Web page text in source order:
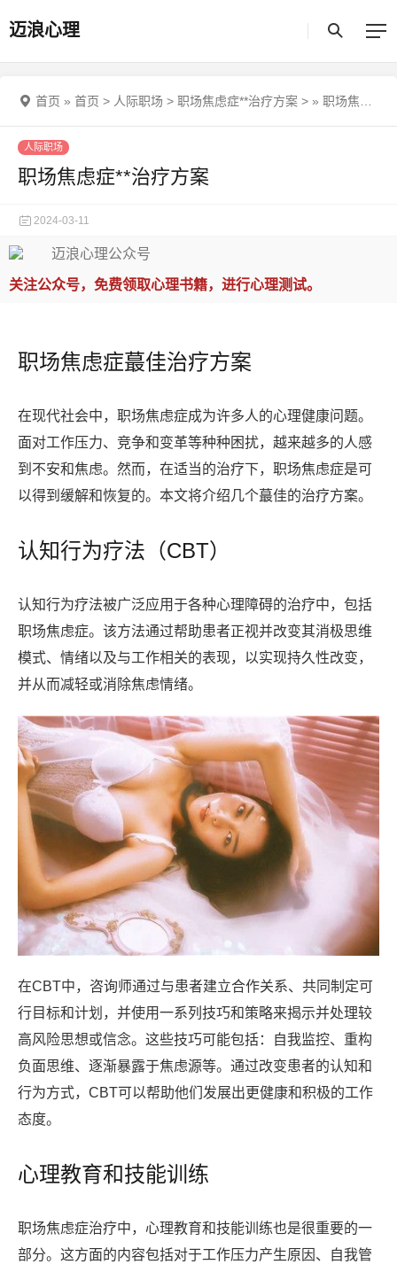
迈浪心理
首页 » 首页 > 人际职场 > 职场焦虑症**治疗方案 > » 职场焦虑症**治疗方案
人际职场
职场焦虑症**治疗方案
2024-03-11
关注公众号，免费领取心理书籍，进行心理测试。
职场焦虑症蕞佳治疗方案
在现代社会中，职场焦虑症成为许多人的心理健康问题。
面对工作压力、竞争和变革等种种困扰，越来越多的人感
到不安和焦虑。然而，在适当的治疗下，职场焦虑症是可
以得到缓解和恢复的。本文将介绍几个蕞佳的治疗方案。
认知行为疗法（CBT）
认知行为疗法被广泛应用于各种心理障碍的治疗中，包括
职场焦虑症。该方法通过帮助患者正视并改变其消极思维
模式、情绪以及与工作相关的表现，以实现持久性改变，
并从而减轻或消除焦虑情绪。
在CBT中，咨询师通过与患者建立合作关系、共同制定可
行目标和计划，并使用一系列技巧和策略来揭示并处理较
高风险思想或信念。这些技巧可能包括：自我监控、重构
负面思维、逐渐暴露于焦虑源等。通过改变患者的认知和
行为方式，CBT可以帮助他们发展出更健康和积极的工作
态度。
心理教育和技能训练
职场焦虑症治疗中，心理教育和技能训练也是很重要的一
部分。这方面的内容包括对于工作压力产生原因、自我管